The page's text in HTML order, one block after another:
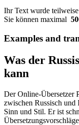
Ihr Text wurde teilweise
Sie können maximal
Examples and
Was der
kann
Der Online-Übersetzer
zwischen Russisch
Sinn und Stil. Er ist